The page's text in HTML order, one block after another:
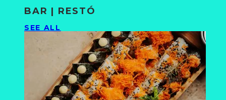
BAR | RESTÓ
SEE ALL